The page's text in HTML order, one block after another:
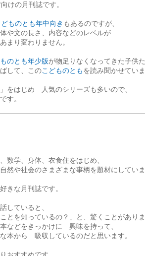
けの月刊誌です。
どものとも年中向き もあるのですが、
や文の長さ、内容などのレベルが
まり変わりません。
のとも年少版が物足りなくなってきた子供
して、このこどものともを読み聞かせてい
」をはじめ 人気のシリーズも多いので、
す。
数学、身体、衣食住をはじめ、
然や社会のさまざまな事柄を題材にしてい
きな月刊誌です。
していると、
ことを知っているの？」と、驚くことがあり
などをきっかけに 興味を持って、
本から 吸収しているのだと思います。